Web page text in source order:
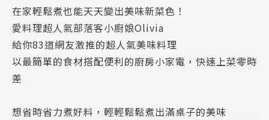
在家輕鬆煮也能天天變出美味新菜色！
愛料理超人氣部落客小廚娘Olivia
給你83道網友激推的超人氣美味料理
以最簡單的食材搭配便利的廚房小家電，快速上菜零時
差
想省時省力煮好料，輕輕鬆鬆煮出滿桌子的美味